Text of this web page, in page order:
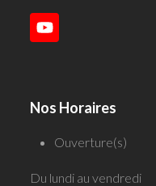
YouTube
Nos Horaires
Ouverture(s)
Du lundi au vendredi